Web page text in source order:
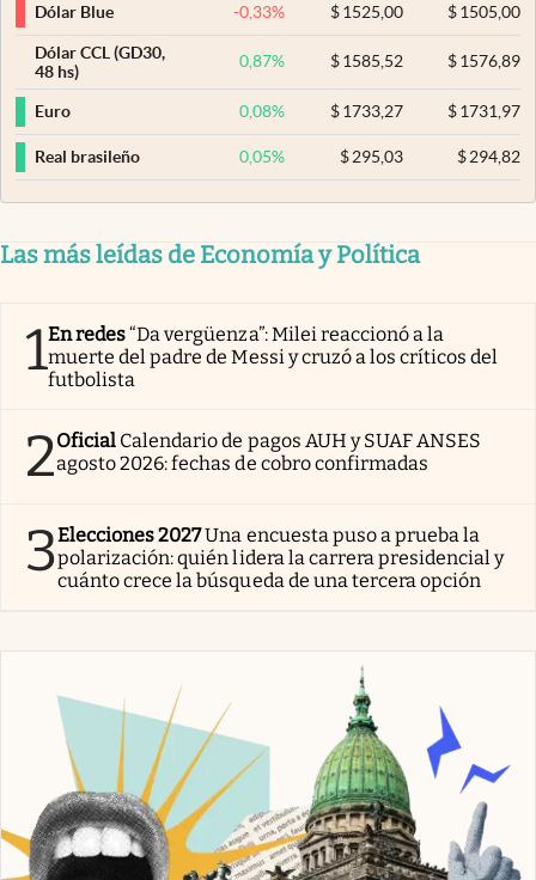
Dólar Blue -0,33% $ 1525,00 $1505,00
Dólar CCL (GD30,
48 hs)
0,87% $ 1585,52 $1576,89
Euro 0,08% $ 1733,27 $1731,97
Real brasileño 0,05% $ 295,03 $294,82
Las más leídas de Economía y Política
1En redes“Da vergüenza”: Milei reaccionó a la
muerte del padre de Messi y cruzó a los críticos del
futbolista
2Oficial Calendario de pagos AUH y SUAF ANSES
agosto 2026: fechas de cobro confirmadas
3Elecciones 2027Una encuesta puso a prueba la
polarización: quién lidera la carrera presidencial y
cuánto crece la búsqueda de una tercera opción